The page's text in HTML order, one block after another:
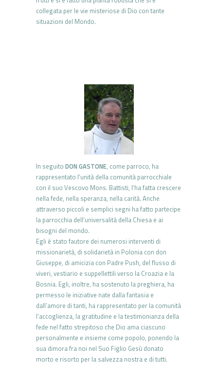
collegata per le vie misteriose di Dio con tante
situazioni del Mondo.
In seguito DON GASTONE, come parroco, ha
rappresentato l’unità della comunità parrocchiale
con il suo Vescovo Mons. Battisti, l’ha fatta crescere
nella fede, nella speranza, nella carità. Anche
attraverso piccoli e semplici segni ha fatto partecipe
la parrocchia dell’universalità della Chiesa e ai
bisogni del mondo.
Egli è stato fautore dei numerosi interventi di
missionarietà, di solidarietà in Polonia con don
Giuseppe, di amicizia con Padre Push, del flusso di
viveri, vestiario e suppellettili verso la Croazia e la
Bosnia. Egli, inoltre, ha sostenuto la preghiera, ha
permesso le iniziative nate dalla fantasia e
dall’amore di tanti, ha rappresentato per la comunità
l’accoglienza, la gratitudine e la testimonianza della
fede nel fatto strepitoso che Dio ama ciascuno
personalmente e insieme come popolo, ponendo la
sua dimora fra noi nel Suo Figlio Gesù donato
morto e risorto per la salvezza nostra e di tutti.